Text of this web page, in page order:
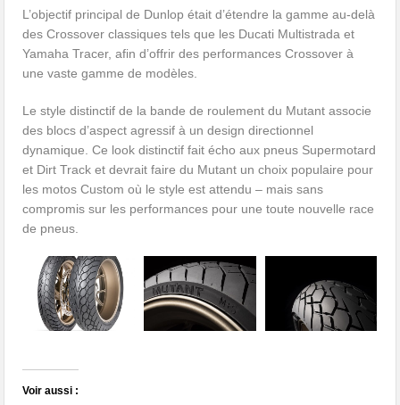
L’objectif principal de Dunlop était d’étendre la gamme au-delà
des Crossover classiques tels que les Ducati Multistrada et
Yamaha Tracer, afin d’offrir des performances Crossover à
une vaste gamme de modèles.
Le style distinctif de la bande de roulement du Mutant associe
des blocs d’aspect agressif à un design directionnel
dynamique. Ce look distinctif fait écho aux pneus Supermotard
et Dirt Track et devrait faire du Mutant un choix populaire pour
les motos Custom où le style est attendu – mais sans
compromis sur les performances pour une toute nouvelle race
de pneus.
Voir aussi :